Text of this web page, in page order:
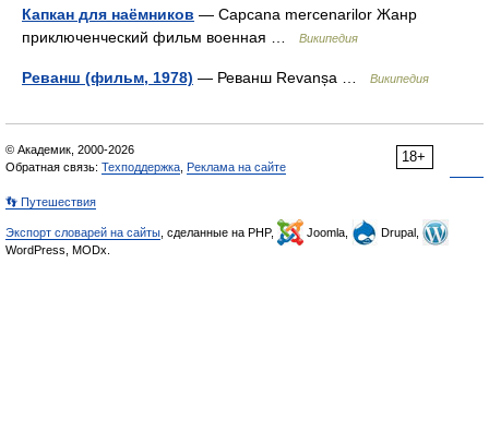
Капкан для наёмников — Capcana mercenarilor Жанр
приключенческий фильм военная …
Википедия
Реванш (фильм, 1978) — Реванш Revanșa … Википедия
18+
© Академик, 2000-2026
Обратная связь: Техподдержка Реклама на сайте
👣 Путешествия
Экспорт словарей на сайты , сделанные на PHP, Joomla,
Drupal,
WordPress, MODx.